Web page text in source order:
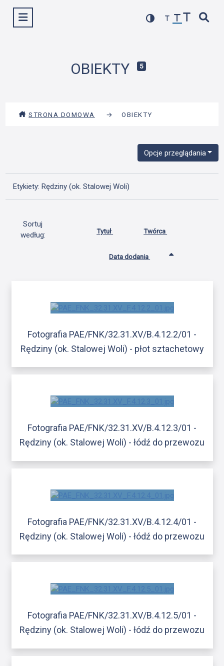
Wyświetl menu
OBIEKTY 5
STRONA DOMOWA → OBIEKTY
Opcje przeglądania
Etykiety: Rędziny (ok. Stalowej Woli)
Sortuj
według:
Tytuł Twórca
Data dodania
Fotografia PAE/FNK/32.31.XV/B.4.12.2/01 -
Rędziny (ok. Stalowej Woli) - płot sztachetowy
Fotografia PAE/FNK/32.31.XV/B.4.12.3/01 -
Rędziny (ok. Stalowej Woli) - łódź do przewozu
Fotografia PAE/FNK/32.31.XV/B.4.12.4/01 -
Rędziny (ok. Stalowej Woli) - łódź do przewozu
Fotografia PAE/FNK/32.31.XV/B.4.12.5/01 -
Rędziny (ok. Stalowej Woli) - łódź do przewozu